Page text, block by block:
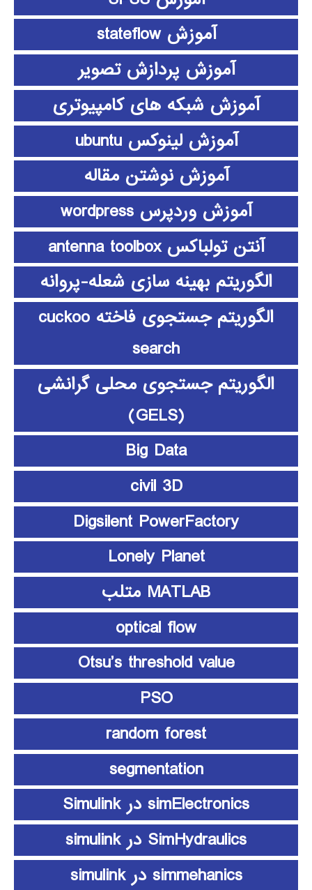
آموزش stateflow
آموزش پردازش تصویر
آموزش شبکه های کامپیوتری
آموزش لینوکس ubuntu
آموزش نوشتن مقاله
آموزش وردپرس wordpress
آنتن تولباکس antenna toolbox
الگوریتم بهینه سازی شعله-پروانه
الگوریتم جستجوی فاخته cuckoo
search
الگوریتم جستجوی محلی گرانشی
(GELS)
Big Data
civil 3D
Digsilent PowerFactory
Lonely Planet
MATLAB متلب
optical flow
Otsu’s threshold value
PSO
random forest
segmentation
simElectronics در Simulink
SimHydraulics در simulink
simmehanics در simulink